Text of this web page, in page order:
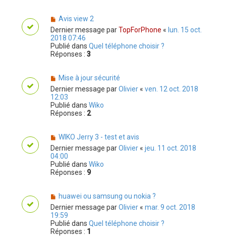
Avis view 2
Dernier message parTopForPhone « lun. 15 oct.
2018 07:46
Publié dans Quel téléphone choisir ?
Réponses : 3
Mise à jour sécurité
Dernier message parOlivier« ven. 12 oct. 2018
12:03
Publié dans Wiko
Réponses : 2
WIKO Jerry 3 - test et avis
Dernier message parOlivier« jeu. 11 oct. 2018
04:00
Publié dans Wiko
Réponses : 9
huawei ou samsung ou nokia ?
Dernier message parOlivier« mar. 9 oct. 2018
19:59
Publié dans Quel téléphone choisir ?
Réponses : 1